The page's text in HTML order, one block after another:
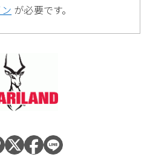
が必要です。